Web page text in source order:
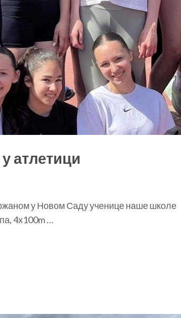
атлетици
у Новом Саду ученице наше школе
4х100m …